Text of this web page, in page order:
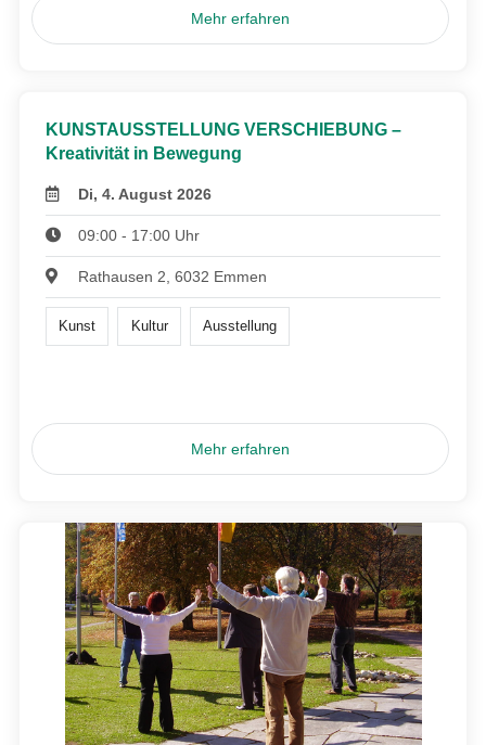
Mehr erfahren
KUNSTAUSSTELLUNG VERSCHIEBUNG –
Kreativität in Bewegung
Di, 4. August 2026
09:00 - 17:00 Uhr
Rathausen 2, 6032 Emmen
Kunst Kultur Ausstellung
Mehr erfahren